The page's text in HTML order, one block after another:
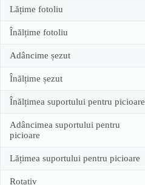
Lățime fotoliu
Înălțime fotoliu
Adâncime șezut
Înălțime șezut
Înălțimea suportului pentru picioare
Adâncimea suportului pentru
picioare
Lățimea suportului pentru picioare
Rotativ